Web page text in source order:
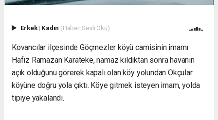
Erkek| Kadın (Haberi Sesli Oku)
Kovancılar ilçesinde Göçmezler köyü camisinin imamı
Hafız Ramazan Karateke, namaz kıldıktan sonra havanın
açık olduğunu görerek kapalı olan köy yolundan Okçular
köyüne doğru yola çıktı. Köye gitmek isteyen imam, yolda
tipiye yakalandı.